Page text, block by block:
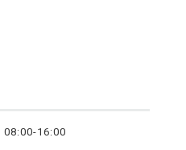
08:00-16:00